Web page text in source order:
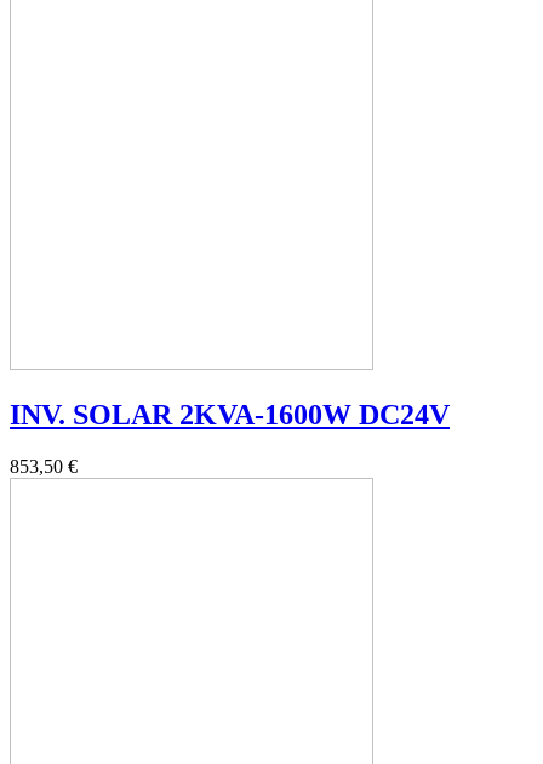
INV. SOLAR 2KVA-1600W DC24V
853,50 €